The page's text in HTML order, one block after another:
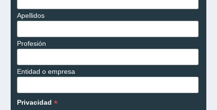
Apellidos
Profesión
Entidad o empresa
Privacidad *